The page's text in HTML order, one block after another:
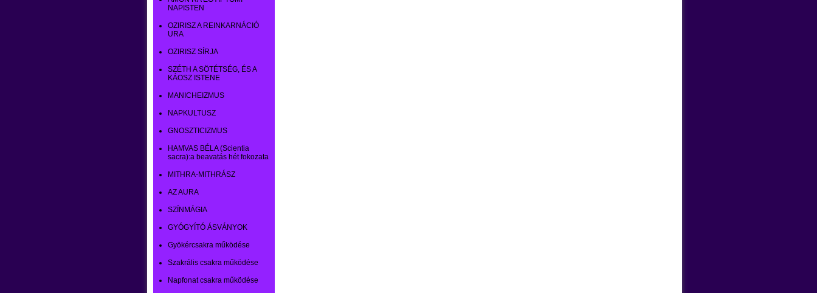
NAPISTEN
OZIRISZ A REINKARNÁCIÓ
URA
OZIRISZ SÍRJA
SZÉTH A SÖTÉTSÉG, ÉS A
KÁOSZ ISTENE
MANICHEIZMUS
NAPKULTUSZ
GNOSZTICIZMUS
HAMVAS BÉLA (Scientia
sacra):a beavatás hét fokozata
MITHRA-MITHRÁSZ
AZ AURA
SZÍNMÁGIA
GYÓGYÍTÓ ÁSVÁNYOK
Gyökércsakra működése
Szakrális csakra működése
Napfonat csakra működése